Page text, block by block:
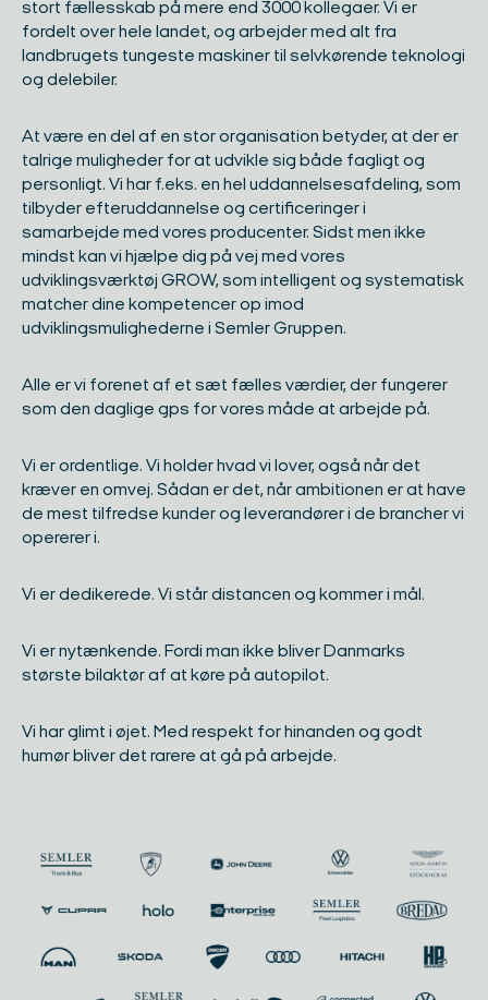
stort fællesskab på mere end 3000 kollegaer. Vi er
fordelt over hele landet, og arbejder med alt fra
landbrugets tungeste maskiner til selvkørende teknologi
og delebiler. ​
At være en del af en stor organisation betyder, at der er
talrige muligheder for at udvikle sig både fagligt og
personligt. Vi har f.eks. en hel uddannelsesafdeling, som
tilbyder efteruddannelse og certificeringer i
samarbejde med vores producenter. Sidst men ikke
mindst kan vi hjælpe dig på vej med vores
udviklingsværktøj GROW, som intelligent og systematisk
matcher dine kompetencer op imod
udviklingsmulighederne i Semler Gruppen.​
Alle er vi forenet af et sæt fælles værdier, der fungerer
som den daglige gps for vores måde at arbejde på. ​
Vi er ordentlige. Vi holder hvad vi lover, også når det
kræver en omvej. Sådan er det, når ambitionen er at have
de mest tilfredse kunder og leverandører i de brancher vi
opererer i. ​
Vi er dedikerede. Vi står distancen og kommer i mål. ​
Vi er nytænkende. Fordi man ikke bliver Danmarks
største bilaktør af at køre på autopilot.​
Vi har glimt i øjet. Med respekt for hinanden og godt
humør bliver det rarere at gå på arbejde.